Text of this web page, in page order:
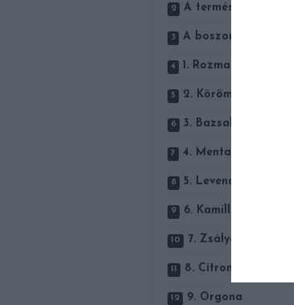
A természet ölén:
A boszorkánykert
1. Rozmaring
2. Körömvirág
3. Bazsalikom
4. Menta
5. Levendula
6. Kamilla
7. Zsálya
8. Citromfű
9. Orgona